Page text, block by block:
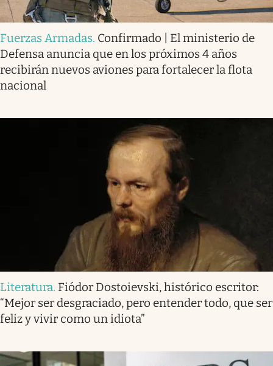
Fuerzas Armadas. Confirmado | El ministerio de
Defensa anuncia que en los próximos 4 años
recibirán nuevos aviones para fortalecer la flota
nacional
Literatura. Fiódor Dostoievski, histórico escritor:
“Mejor ser desgraciado, pero entender todo, que ser
feliz y vivir como un idiota”